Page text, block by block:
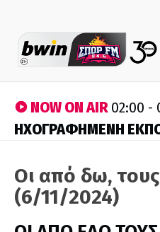
NOW ON AIR02:00 -
ΗΧΟΓΡΑΦΗΜΕΝΗ
Οι από δω,
(6/11/2024)